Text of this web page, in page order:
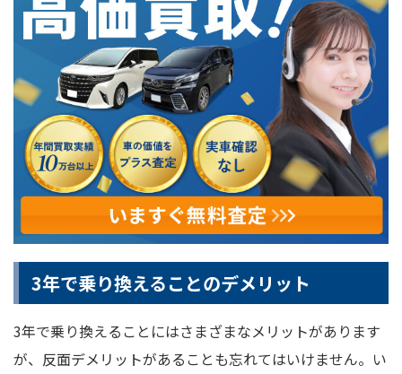
3年で乗り換えることのデメリット
3年で乗り換えることにはさまざまなメリットがあります
が、反面デメリットがあることも忘れてはいけません。い